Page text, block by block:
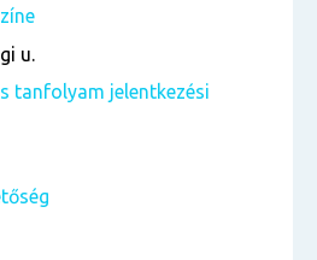
u.
tanfolyam jelentkezési